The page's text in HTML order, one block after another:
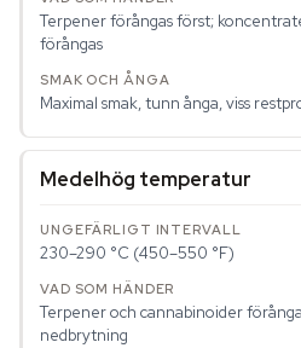
Terpener förångas först;
förångas
Maximal smak, tunn ånga, viss
Medelhög temperatur
230–290 °C (450–550 °F)
Terpener och cannabinoider
nedbrytning